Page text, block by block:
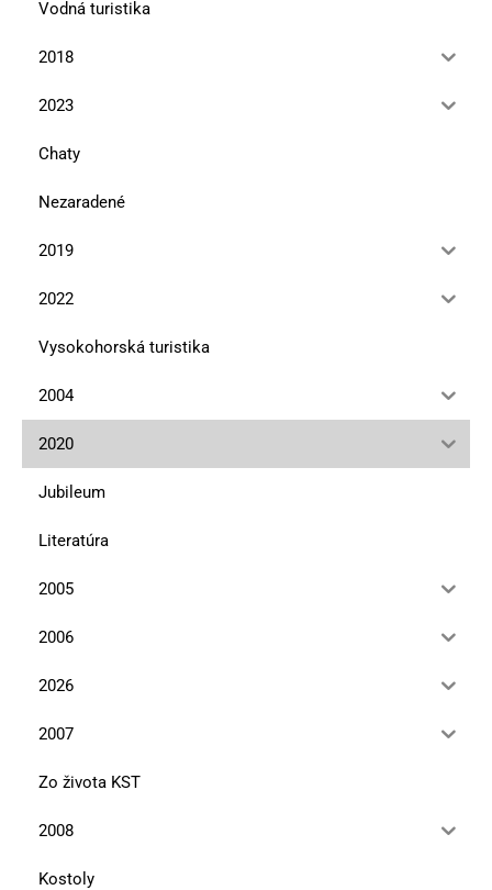
Vodná turistika
2018
2023
Chaty
Nezaradené
2019
2022
Vysokohorská turistika
2004
2020
Jubileum
Literatúra
2005
2006
2026
2007
Zo života KST
2008
Kostoly